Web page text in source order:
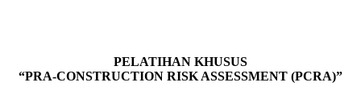
PELATIHAN KHUSUS
“PRA-CONSTRUCTION RISK ASSESSMENT (PCRA)”